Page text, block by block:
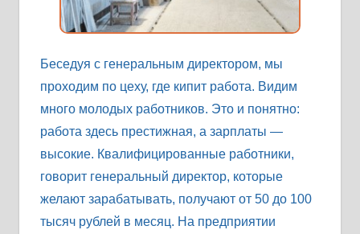
Беседуя с генеральным директором, мы
проходим по цеху, где кипит работа. Видим
много молодых работников. Это и понятно:
работа здесь престижная, а зарплаты —
высокие. Квалифицированные работники,
говорит генеральный директор, которые
желают зарабатывать, получают от 50 до 100
тысяч рублей в месяц. На предприятии